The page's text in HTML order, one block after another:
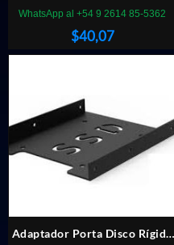
NVME M.2
$40,07
WhatsApp al +54 9 2614 85-5362
Adaptador Porta Disco Rígido